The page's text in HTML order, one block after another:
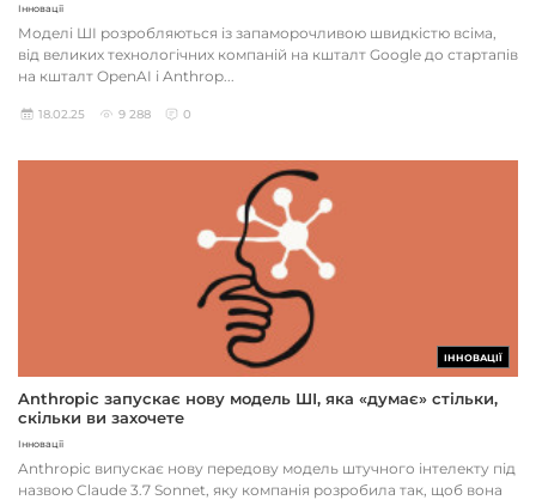
Інновації
Моделі ШІ розробляються із запаморочливою швидкістю всіма,
від великих технологічних компаній на кшталт Google до стартапів
на кшталт OpenAI і Anthrop...
18.02.25 9 288 0
ІННОВАЦІЇ
Anthropic запускає нову модель ШІ, яка «думає» стільки,
скільки ви захочете
Інновації
Anthropic випускає нову передову модель штучного інтелекту під
назвою Claude 3.7 Sonnet, яку компанія розробила так, щоб вона